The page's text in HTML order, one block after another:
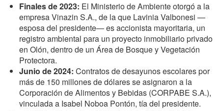
Finales de 2023: El Ministerio de Ambiente otorgó a la
empresa Vinazin S.A., de la que Lavinia Valbonesi —
esposa del presidente— es accionista mayoritaria, un
registro ambiental para un proyecto inmobiliario privado
en Olón, dentro de un Área de Bosque y Vegetación
Protectora.
Junio de 2024: Contratos de desayunos escolares por
más de 150 millones de dólares se asignaron a la
Corporación de Alimentos y Bebidas (CORPABE S.A.),
vinculada a Isabel Noboa Pontón, tía del presidente.